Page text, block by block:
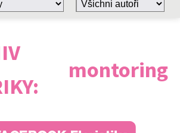
montoring